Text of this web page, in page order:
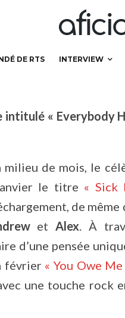
DE RTS INTERVIEW
intitulé « Everybody
milieu de mois, le
le titre « Sick
de même
etAlex. À
d’une pensée
février « You Owe Me
une touche rock